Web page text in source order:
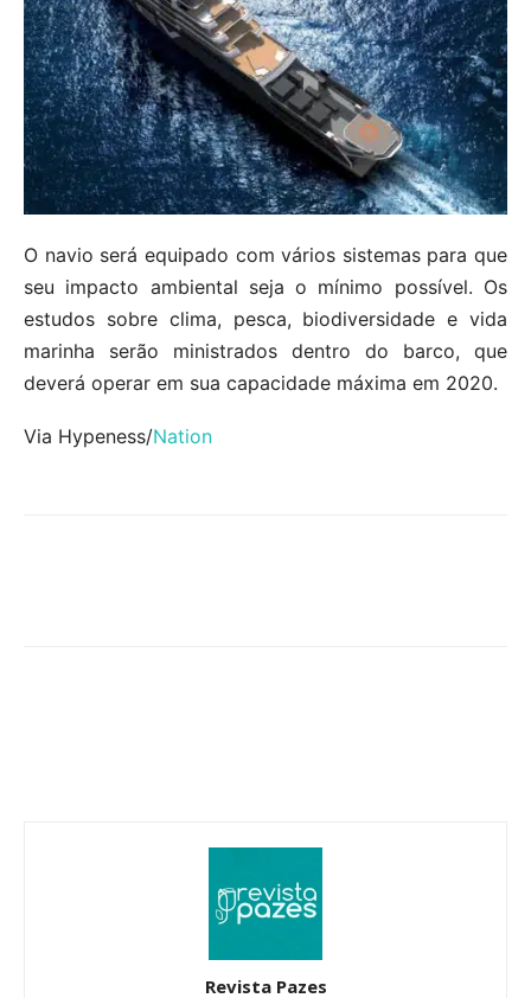
O navio será equipado com vários sistemas para que
seu impacto ambiental seja o mínimo possível. Os
estudos sobre clima, pesca, biodiversidade e vida
marinha serão ministrados dentro do barco, que
deverá operar em sua capacidade máxima em 2020.
Via Hypeness/Nation
Revista Pazes